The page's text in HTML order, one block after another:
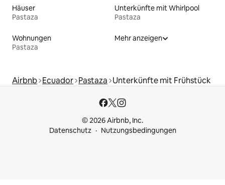
Häuser
Pastaza
Unterkünfte mit Whirlpool
Pastaza
Wohnungen
Pastaza
Mehr anzeigen
Airbnb Ecuador Pastaza Unterkünfte mit Frühstück
© 2026 Airbnb, Inc.
Datenschutz
Nutzungsbedingungen